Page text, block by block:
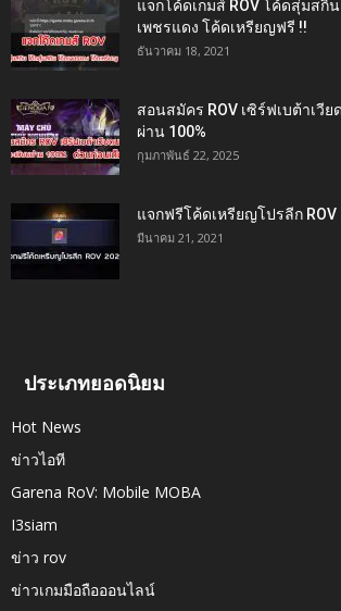
แจกโค้ดเกมส์ ROV โค้ดสุ่มสกิ
เพชรแดง โค้ดเหรียญฟรี !!
ธันวาคม 18, 2021
สอนสมัคร ROV เซิร์ฟเบต้าเวี
ผ่าน 100%
กุมภาพันธ์ 22, 2025
แจกฟรีโค้ดเหรียญโปรลีก ROV
มีนาคม 21, 2021
ประเภทยอดนิยม
Hot News
ข่าวไอที
Garena RoV: Mobile MOBA
I3siam
ข่าว rov
ข่าวเกมมือถือออนไลน์